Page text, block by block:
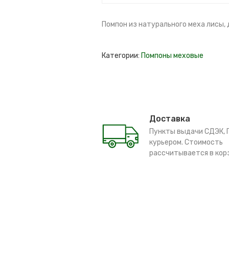
Помпон из натурального меха лисы,
Категории: Помпоны меховые
Доставка
Пункты выдачи СДЭК,
курьером. Стоимость
рассчитывается в